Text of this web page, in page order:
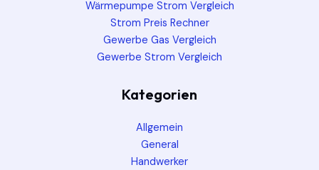
Wärmepumpe Strom Vergleich
Strom Preis Rechner
Gewerbe Gas Vergleich
Gewerbe Strom Vergleich
Kategorien
Allgemein
General
Handwerker